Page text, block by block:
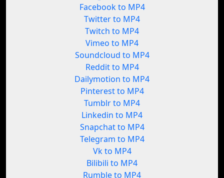
Facebook to MP4
Twitter to MP4
Twitch to MP4
Vimeo to MP4
Soundcloud to MP4
Reddit to MP4
Dailymotion to MP4
Pinterest to MP4
Tumblr to MP4
Linkedin to MP4
Snapchat to MP4
Telegram to MP4
Vk to MP4
Bilibili to MP4
Rumble to MP4